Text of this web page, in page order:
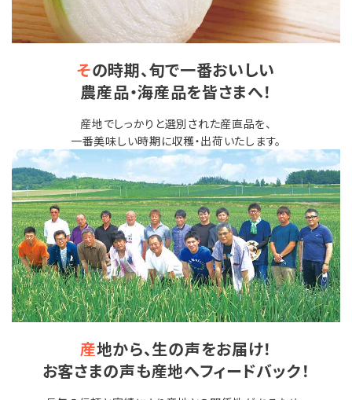
カンドーマガジン
とついようこの「浜ばか♡の部屋」
お客様の声〈レビュー紹介〉
ご利用ガイド
会員登録
ポイントについて
よくあるご質問
その時期、旬で一番おいしい
農産品・海産品を皆さまへ！
産地でしっかりと選別された産直品を、
一番美味しい時期に収穫・出荷いたします。
産地から、生の声をお届け！
お客さまの声も産地へフィードバック！